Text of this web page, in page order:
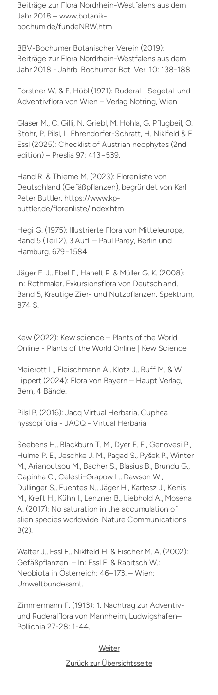
Beiträge zur Flora Nordrhein-Westfalens aus dem
Jahr 2018 – www.botanik-
bochum.de/fundeNRW.htm
BBV-Bochumer Botanischer Verein (2019):
Beiträge zur Flora Nordrhein-Westfalens aus dem
Jahr 2018 - Jahrb. Bochumer Bot. Ver. 10: 138-188.
Forstner W. & E. Hübl (1971): Ruderal-, Segetal-und
Adventivflora von Wien – Verlag Notring, Wien.
Glaser M., C. Gilli, N. Griebl, M. Hohla, G. Pflugbeil, O.
Stöhr, P. Pilsl, L. Ehrendorfer-Schratt, H. Niklfeld & F.
Essl (2025): Checklist of Austrian neophytes (2nd
edition) – Preslia 97: 413−539.
Hand R. & Thieme M. (2023): Florenliste von
Deutschland (Gefäßpflanzen), begründet von Karl
Peter Buttler. https://www.kp-
buttler.de/florenliste/index.htm
Hegi G. (1975): Illustrierte Flora von Mitteleuropa,
Band 5 (Teil 2). 3.Aufl. – Paul Parey, Berlin und
Hamburg. 679−1584.
Jäger E. J., Ebel F., Hanelt P. & Müller G. K. (2008):
In: Rothmaler, Exkursionsflora von Deutschland,
Band 5, Krautige Zier- und Nutzpflanzen. Spektrum,
874 S.
Kew (2022): Kew science – Plants of the World
Online - Plants of the World Online | Kew Science
Meierott L., Fleischmann A., Klotz J., Ruff M. & W.
Lippert (2024): Flora von Bayern – Haupt Verlag,
Bern, 4 Bände.
Pilsl P. (2016): Jacq Virtual Herbaria, Cuphea
hyssopifolia - JACQ - Virtual Herbaria
Seebens H., Blackburn T. M., Dyer E. E., Genovesi P.,
Hulme P. E., Jeschke J. M., Pagad S., Pyšek P., Winter
M., Arianoutsou M., Bacher S., Blasius B., Brundu G.,
Capinha C., Celesti-Grapow L., Dawson W.,
Dullinger S., Fuentes N., Jäger H., Kartesz J., Kenis
M., Kreft H., Kühn I., Lenzner B., Liebhold A., Mosena
A. (2017): No saturation in the accumulation of
alien species worldwide. Nature Communications
8(2).
Walter J., Essl F., Niklfeld H. & Fischer M. A. (2002):
Gefäßpflanzen. – In: Essl F. & Rabitsch W.:
Neobiota in Österreich: 46–173. – Wien:
Umweltbundesamt.
Zimmermann F. (1913): 1. Nachtrag zur Adventiv-
und Ruderalflora von Mannheim, Ludwigshafen–
Pollichia 27-28: 1-44.
Weiter
Zurück zur Übersichtsseite